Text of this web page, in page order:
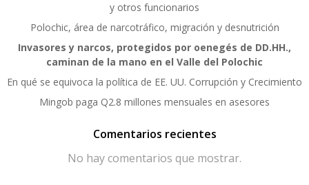
y otros funcionarios
Polochic, área de narcotráfico, migración y desnutrición
Invasores y narcos, protegidos por oenegés de DD.HH.,
caminan de la mano en el Valle del Polochic
En qué se equivoca la política de EE. UU. Corrupción y Crecimiento
Mingob paga Q2.8 millones mensuales en asesores
Comentarios recientes
No hay comentarios que mostrar.